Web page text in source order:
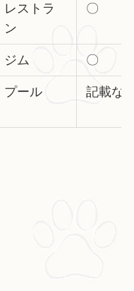
レストラ
ン
〇
ジム 〇
プール 記載な